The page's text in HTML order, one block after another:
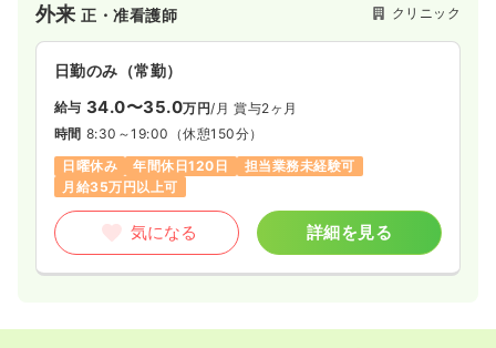
外来正・准看護師 クリニック
日勤のみ（常勤）
給与 34.0〜35.0万円/月 賞与2ヶ月
時間 8:30～19:00 （休憩150分）
日曜休み
年間休日120日
担当業務未経験可
月給35万円以上可
気になる 詳細を見る